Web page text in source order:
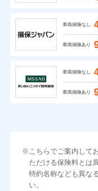
車両保険なし
車両保険あり
車両保険なし
車両保険あり
こちらでご案内して
ただける保険料とは
特約名称なども異な
い。